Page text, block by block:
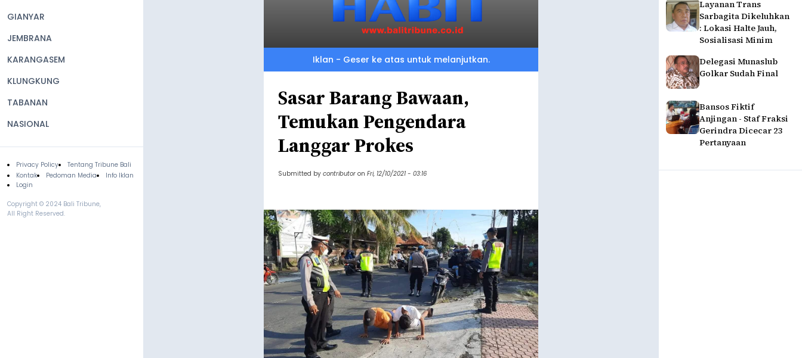
GIANYAR
JEMBRANA
KARANGASEM
KLUNGKUNG
TABANAN
NASIONAL
Footer
Privacy Policy
Tentang Tribune Bali
Kontak
Pedoman Media
Info Iklan
Login
Copyright © 2024 Bali Tribune,
All Right Reserved.
Layanan Trans
Sarbagita Dikeluhkan
: Lokasi Halte Jauh,
Sosialisasi Minim
Delegasi Munaslub
Golkar Sudah Final
Bansos Fiktif
Anjingan - Staf Fraksi
Gerindra Dicecar 23
Pertanyaan
Iklan - Geser ke atas untuk melanjutkan.
Sasar Barang Bawaan,
Temukan Pengendara
Langgar Prokes
Submitted by contributor on Fri, 12/10/2021 - 03:16